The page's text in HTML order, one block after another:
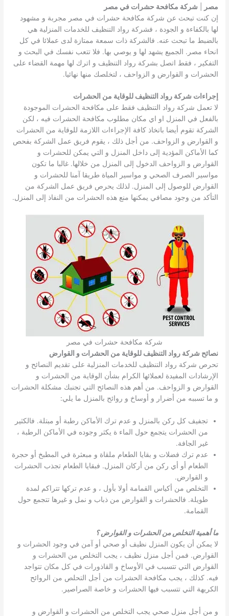
مصر
شركة مكافحة حشرات في مصر
إن كنت تبحث عن شركة مكافحة حشرات في مصر مجربة و مشهود
لها بالكفاءة و الجودة ، فشركة رواد التنظيف للخدمات المنزلية هي
بالضبط ما تبحث عنه. فالشركة ذات سمعة ممتازة لدى عملائا في كل
انحاء مصر. الجميع يشهد لها و يوصي بها. فلا تتعب نفسك في البحث و
التفكير ، فقط اتصل بشركة رواد التنظيف و اترك لها مهمة القضاء على
الحشرات و القوارض و الزواحف ، لتخلصك منها نهائيا.
إجراءات شركة رواد التنظيف للوقاية من الحشرات
لا تعمل شركة رواد التنظيف فقط على مكافحة الحشرات الموجودة
بالفعل في المنزل او اي مكان مطلوب مكافحة الحشرات فيه ، لكن
الشركة تقوم أيضا باتخاذ كافة الإجراءات اللازمة للوقاية من الحشرات
و القوارض و الزواحف. من أجل ذلك ، يقوم فريق عمل الشركة بفحص
كما الأماكن المؤدية إلى داخل المنزل و التي يمكن للحشرات و
القوارض و الزواحف الدخول إلى المنزل من خلالها. غالبا ما تكون
مواسير الصرف الصحي و مواسير المياة طريقا آمنا للحشرات و
القوارض للوصول إلى المنزل. لذلك يحرص فريق عمل الشركة من
التأكد من وجود مصافي يمكنها منع هذه الحشرات من النفاذ إلى المنزل.
شركة مكافحة حشرات في مصر
نصائح شركة رواد التنظيف للوقاية من الحشرات و القوارض
تحرص شركة رواد التنظيف للخدمات المنزلية على تقديم النصائح و
الإرشادات المفيدة لعملائها الكرام بشأن الوقاية من الحشرات و
القوارض و الزواحف. من أهم هذه النصائح التي تجنبك مشكلة الحشرات
و ما تسببه من أضرار و أوساخ و روائح بالمنزل ما يلي:
تجفيف كل ركن بالمنزل و عدم ترك الأماكن رطبة أو مبتلة. فالكثير
من الحشرات يتجمع حول الماء ة يكثر وجوده في الأماكن الرطبة ،
غير الجافة.
عدم ترك فضلات و بقايا الطعام ملقاة و مبعثرة في المطبخ أو حجرة
الطعام أو أي ركن من أركان المنزل. فبقايا الطعام تجذب الحشرات
و القوارض.
التخلص من أكياس القمامة أولا بأول ، و عدم تركها تتراكم لمدة
طويلة. فالحشرات و القوارض من ذباب و نمل و غيرها تتجمع حول
القمامة.
ما أهمية التخلص من الحشرات و القوارض ؟
لا يمكن أن يكون المنزل نظيف أو صحي أو آمن في وجود الحشرات و
القوارض. فمن أجل منزل نظيف ، يجب التخلص من الحشرات و
القوارض التي تتسبب في الأوساخ و القاذورات في كل مكان تتواجد
فيه. كذلك ، يجب مكافحة الحشرات من أجل التحلص من الروائح
الكريهة التي تتسبب فيها الحشرات و خاصة الصراصير.
و من أجل منزل صحي يجب التخلص من الحشرات و القوارض و